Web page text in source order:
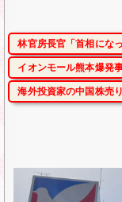
林官房長官「首相にな
イオンモール熊本爆発
海外投資家の中国株売